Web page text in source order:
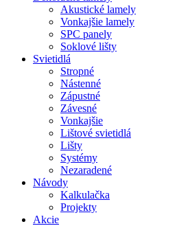
Akustické lamely
Vonkajšie lamely
SPC panely
Soklové lišty
Svietidlá
Stropné
Nástenné
Zápustné
Závesné
Vonkajšie
Lištové svietidlá
Lišty
Systémy
Nezaradené
Návody
Kalkulačka
Projekty
Akcie